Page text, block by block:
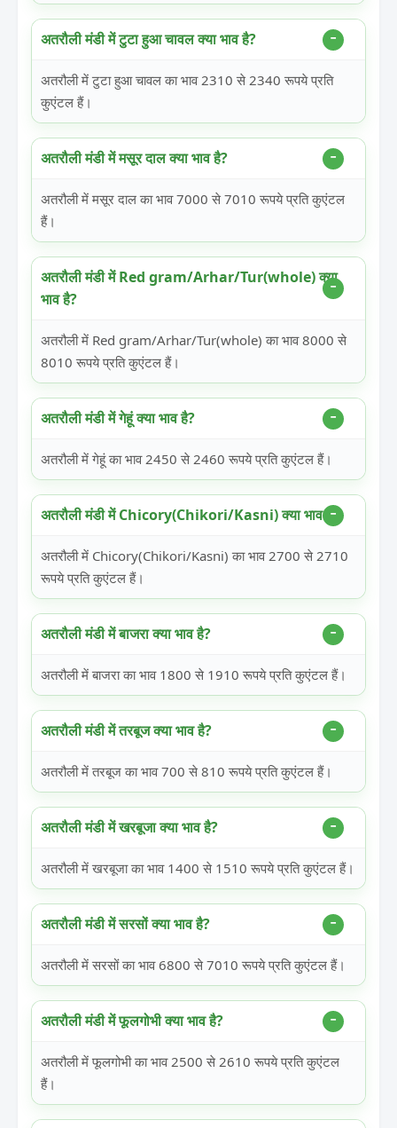
अतरौली मंडी में टुटा हुआ चावल क्या भाव है?
अतरौली में टुटा हुआ चावल का भाव 2310 से 2340 रूपये प्रति
कुएंटल हैं।
अतरौली मंडी में मसूर दाल क्या भाव है?
अतरौली में मसूर दाल का भाव 7000 से 7010 रूपये प्रति कुएंटल
हैं।
अतरौली मंडी में Red gram/Arhar/Tur(whole) क्या
भाव है?
अतरौली में Red gram/Arhar/Tur(whole) का भाव 8000 से
8010 रूपये प्रति कुएंटल हैं।
अतरौली मंडी में गेहूं क्या भाव है?
अतरौली में गेहूं का भाव 2450 से 2460 रूपये प्रति कुएंटल हैं।
अतरौली मंडी में Chicory(Chikori/Kasni) क्या भाव है?
अतरौली में Chicory(Chikori/Kasni) का भाव 2700 से 2710
रूपये प्रति कुएंटल हैं।
अतरौली मंडी में बाजरा क्या भाव है?
अतरौली में बाजरा का भाव 1800 से 1910 रूपये प्रति कुएंटल हैं।
अतरौली मंडी में तरबूज क्या भाव है?
अतरौली में तरबूज का भाव 700 से 810 रूपये प्रति कुएंटल हैं।
अतरौली मंडी में खरबूजा क्या भाव है?
अतरौली में खरबूजा का भाव 1400 से 1510 रूपये प्रति कुएंटल हैं।
अतरौली मंडी में सरसों क्या भाव है?
अतरौली में सरसों का भाव 6800 से 7010 रूपये प्रति कुएंटल हैं।
अतरौली मंडी में फूलगोभी क्या भाव है?
अतरौली में फूलगोभी का भाव 2500 से 2610 रूपये प्रति कुएंटल
हैं।